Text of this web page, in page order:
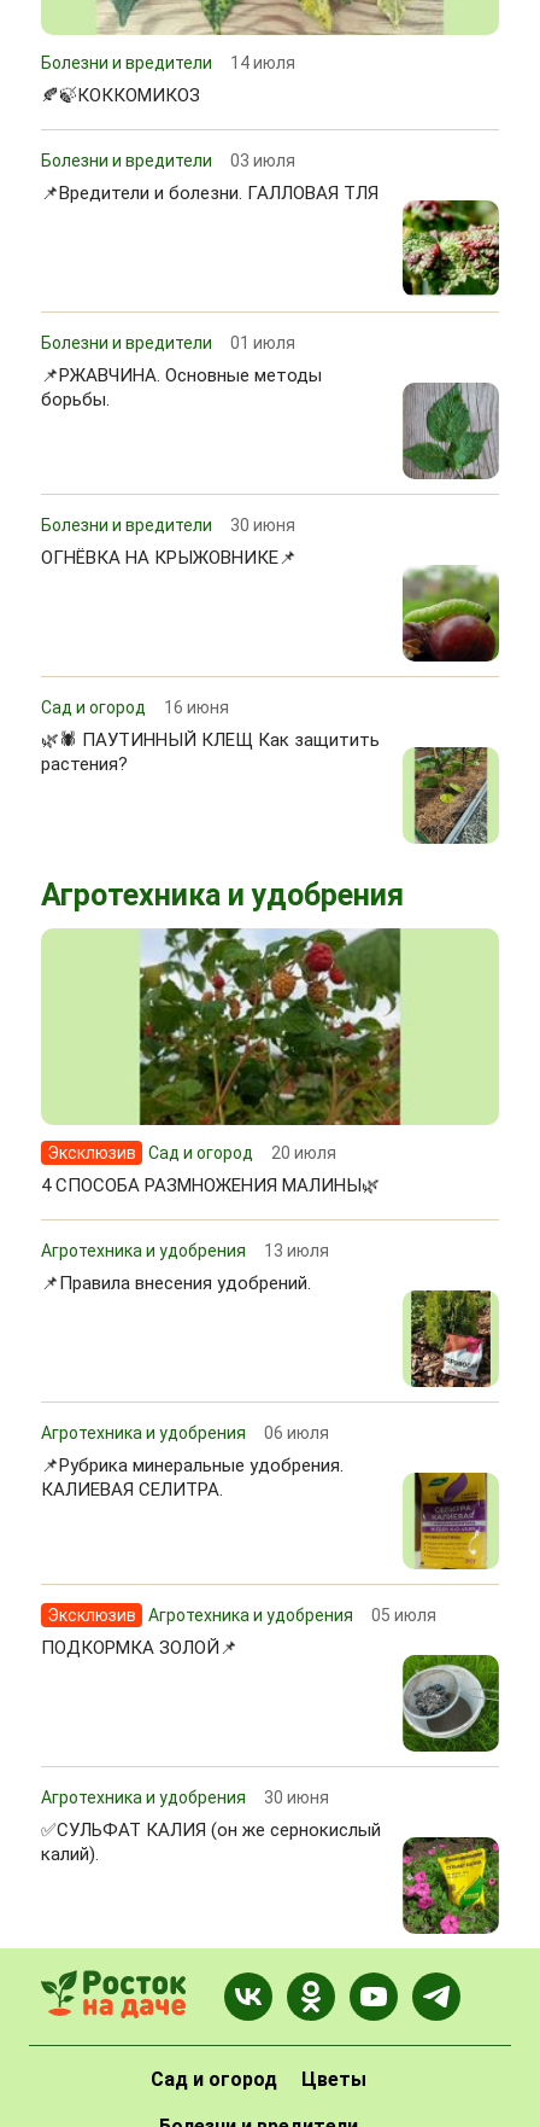
Болезни и вредители 14 июля
🍂🍃КОККОМИКОЗ
Болезни и вредители 03 июля
📌Вредители и болезни. ГАЛЛОВАЯ ТЛЯ
Болезни и вредители 01 июля
📌РЖАВЧИНА. Основные методы
борьбы.
Болезни и вредители 30 июня
ОГНЁВКА НА КРЫЖОВНИКЕ📌
Сад и огород 16 июня
🌿🕷 ПАУТИННЫЙ КЛЕЩ Как защитить
растения?
Агротехника и удобрения
Эксклюзив Сад и огород 20 июля
4 СПОСОБА РАЗМНОЖЕНИЯ МАЛИНЫ🌿
Агротехника и удобрения 13 июля
📌Правила внесения удобрений.
Агротехника и удобрения 06 июля
📌Рубрика минеральные удобрения.
КАЛИЕВАЯ СЕЛИТРА.
Эксклюзив Агротехника и удобрения 05 июля
ПОДКОРМКА ЗОЛОЙ📌
Агротехника и удобрения 30 июня
✅СУЛЬФАТ КАЛИЯ (он же сернокислый
калий).
Сад и огород Цветы